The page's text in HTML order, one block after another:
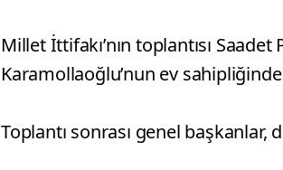
Millet İttifakı’nın toplantısı
Karamollaoğlu’nun ev
Toplantı sonrası genel başkanlar,